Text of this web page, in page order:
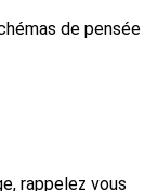
de pensée
rappelez vous